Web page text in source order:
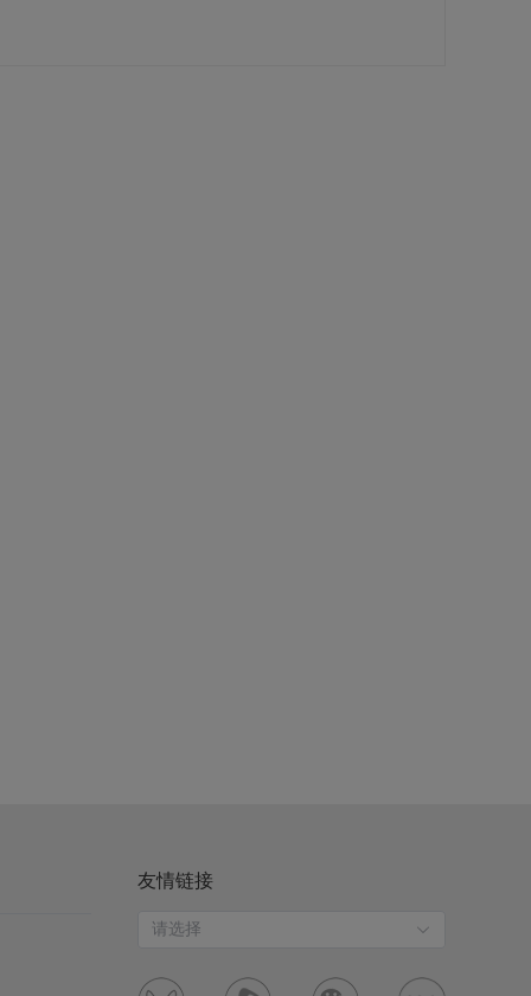
友情链接
请选择